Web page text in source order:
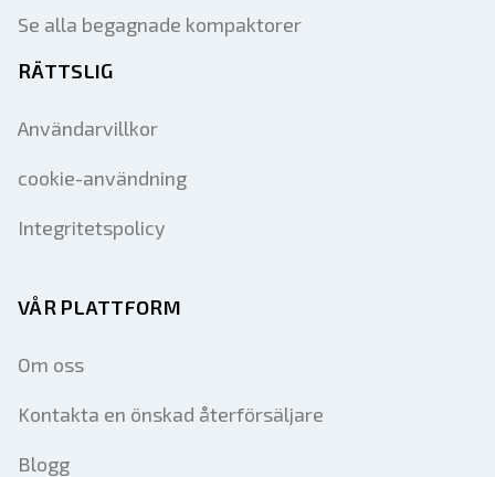
Se alla begagnade kompaktorer
RÄTTSLIG
Användarvillkor
cookie-användning
Integritetspolicy
VÅR PLATTFORM
Om oss
Kontakta en önskad återförsäljare
Blogg